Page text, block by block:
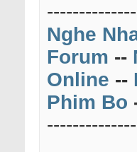
Nghe
Forum --
Online --
Phim Bo